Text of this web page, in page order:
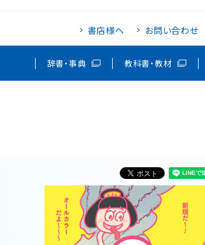
書店様へ お問い合わせ
辞書・事典 教科書・教材